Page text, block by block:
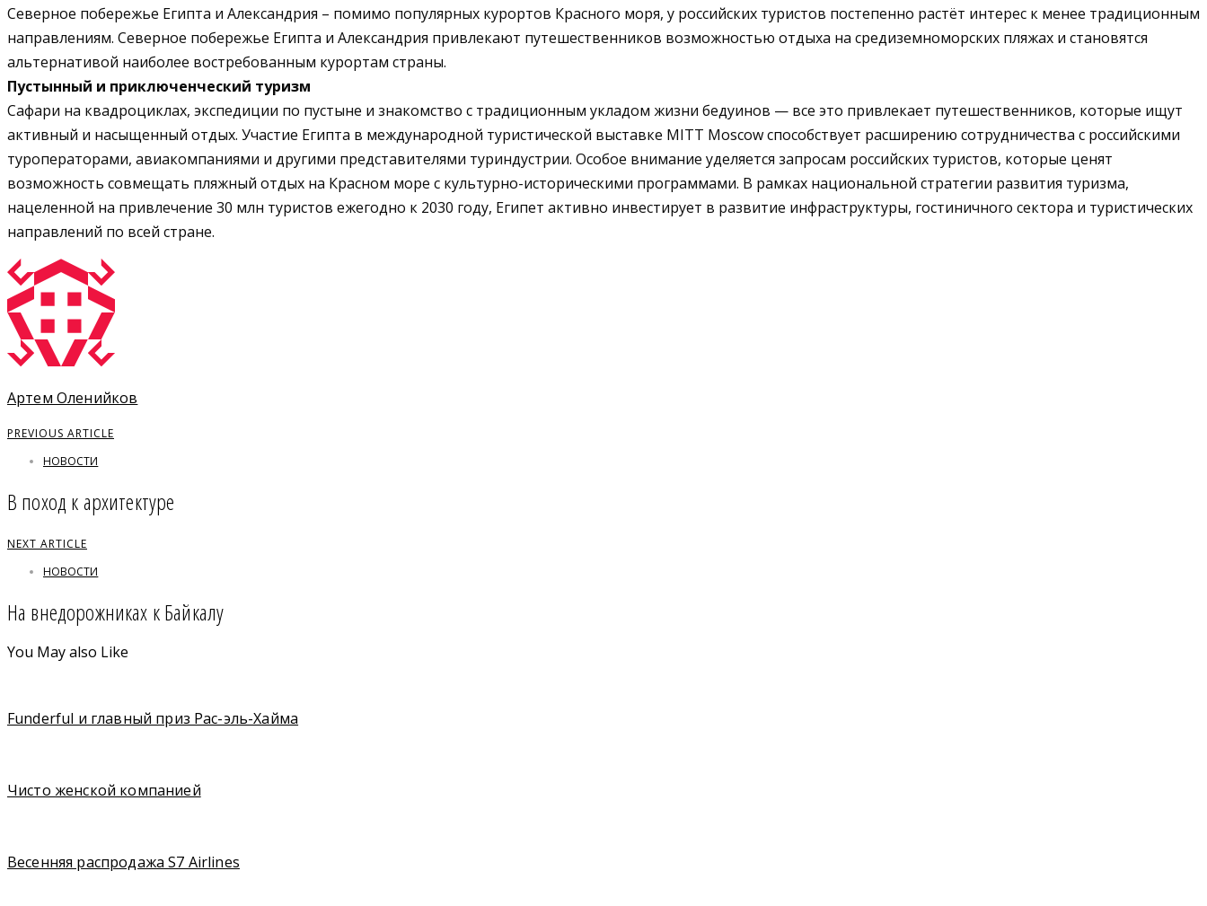
Северное побережье Египта и Александрия – помимо популярных курортов Красного моря, у российских туристов постепенно растёт интерес к менее традиционным
направлениям. Северное побережье Египта и Александрия привлекают путешественников возможностью отдыха на средиземноморских пляжах и становятся
альтернативой наиболее востребованным курортам страны.
Пустынный и приключенческий туризм
Сафари на квадроциклах, экспедиции по пустыне и знакомство с традиционным укладом жизни бедуинов — все это привлекает путешественников, которые ищут
активный и насыщенный отдых. Участие Египта в международной туристической выставке MITT Moscow способствует расширению сотрудничества с российскими
туроператорами, авиакомпаниями и другими представителями туриндустрии. Особое внимание уделяется запросам российских туристов, которые ценят
возможность совмещать пляжный отдых на Красном море с культурно-историческими программами. В рамках национальной стратегии развития туризма,
нацеленной на привлечение 30 млн туристов ежегодно к 2030 году, Египет активно инвестирует в развитие инфраструктуры, гостиничного сектора и туристических
направлений по всей стране.
Артем Оленийков
PREVIOUS ARTICLE
НОВОСТИ
В поход к архитектуре
NEXT ARTICLE
НОВОСТИ
На внедорожниках к Байкалу
You May also Like
Funderful и главный приз Рас-эль-Хайма
Чисто женской компанией
Весенняя распродажа S7 Airlines